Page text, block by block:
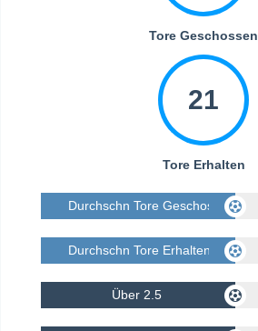
Tore Geschossen
21
Tore Erhalten
Durchschn Tore Geschossen
Durchschn Tore Erhalten
Über 2.5